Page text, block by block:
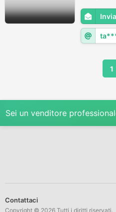
1
Sei un venditore
Contattaci
Copyright © 2026 Tutti i diritti riservati.